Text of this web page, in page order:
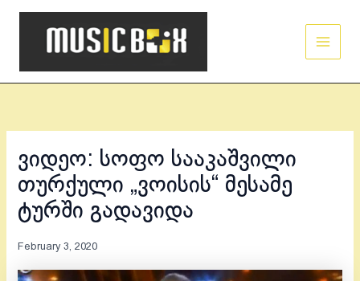
Skip
ვიდეო: სოფო სააკაშვილი
თურქული „ვოისის“ მესამე
ტურში გადავიდა
February 3, 2020